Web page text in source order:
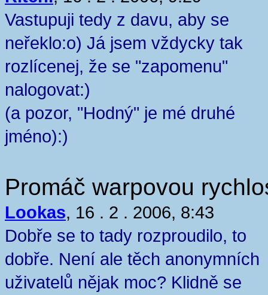
Vastupuji tedy z davu, aby se
neřeklo:o) Já jsem vždycky tak
rozlícenej, že se "zapomenu"
nalogovat:)
(a pozor, "Hodný" je mé druhé
jméno):)
Promáč warpovou
Lookas, 16 . 2 . 2006, 8:43
Dobře se to tady rozproudilo, to
dobře. Není ale těch anonymních
uživatelů nějak moc? Klidně se